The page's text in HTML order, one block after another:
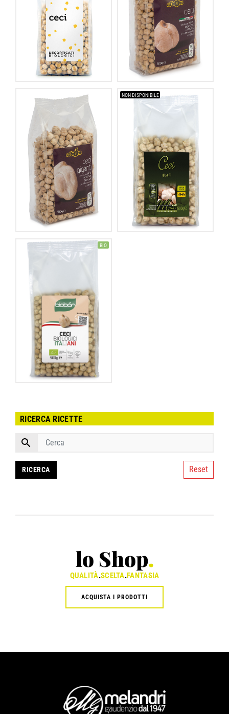
NON DISPONIBILE
BIO
RICERCA RICETTE
Reset
lo Shop.
QUALITÀ.SCELTA.FANTASIA
ACQUISTA I PRODOTTI